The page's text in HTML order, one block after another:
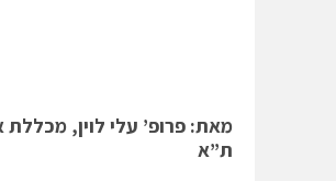
מאת: פרופ’ עלי לוין,
ת”א